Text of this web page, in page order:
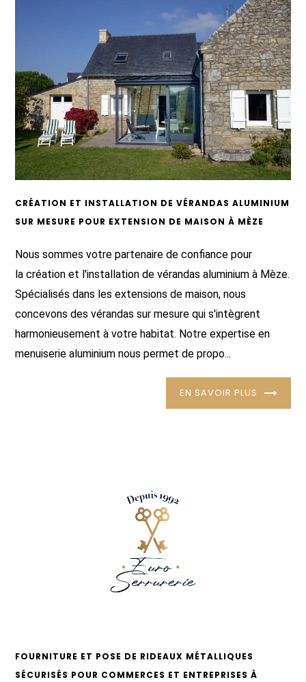
CRÉATION ET INSTALLATION DE VÉRANDAS ALUMINIUM
SUR MESURE POUR EXTENSION DE MAISON À MÈZE
Nous sommes votre partenaire de confiance pour
la création et l'installation de vérandas aluminium à Mèze.
Spécialisés dans les extensions de maison, nous
concevons des vérandas sur mesure qui s'intègrent
harmonieusement à votre habitat. Notre expertise en
menuiserie aluminium nous permet de propo...
EN SAVOIR PLUS
FOURNITURE ET POSE DE RIDEAUX MÉTALLIQUES
SÉCURISÉS POUR COMMERCES ET ENTREPRISES À